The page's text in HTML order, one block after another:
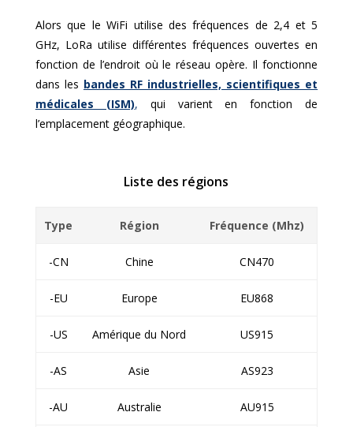
Alors que le WiFi utilise des fréquences de 2,4 et 5
GHz, LoRa utilise différentes fréquences ouvertes en
fonction de l’endroit où le réseau opère. Il fonctionne
dans les bandes RF industrielles, scientifiques et
médicales (ISM), qui varient en fonction de
l’emplacement géographique.
Liste des régions
Type Région Fréquence (Mhz)
-CN Chine CN470
-EU Europe EU868
-US Amérique du Nord US915
-AS Asie AS923
-AU Australie AU915